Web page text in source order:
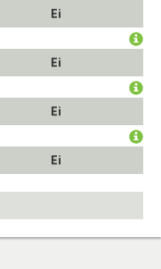
Ei
Ei
Ei
Ei